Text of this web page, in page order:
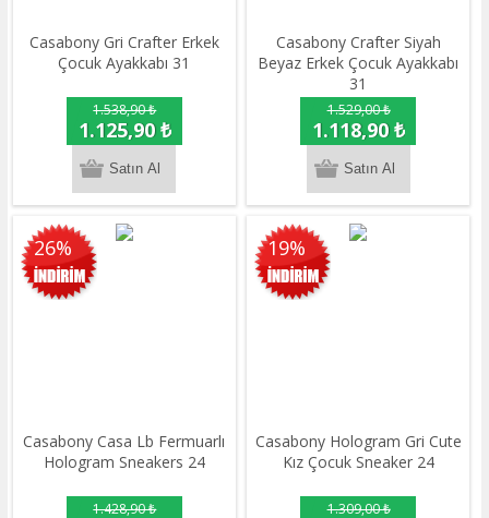
Casabony Gri Crafter Erkek
Çocuk Ayakkabı 31
1.538,90 ₺
1.125,90 ₺
Casabony Crafter Siyah
Beyaz Erkek Çocuk Ayakkabı
31
1.529,00 ₺
1.118,90 ₺
26%
Casabony Casa Lb Fermuarlı
Hologram Sneakers 24
1.428,90 ₺
19%
Casabony Hologram Gri Cute
Kız Çocuk Sneaker 24
1.309,00 ₺